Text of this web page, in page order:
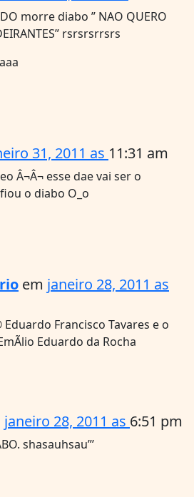
morre diabo ” NAO QUERO
rsrsrsrrsrs
31, 2011 as 11:31 am
Â¬Â¬ esse dae vai ser o
o diabo O_o
em janeiro 28, 2011 as
Francisco Tavares e o
Eduardo da Rocha
janeiro 28, 2011 as 6:51 pm
shasauhsau”’